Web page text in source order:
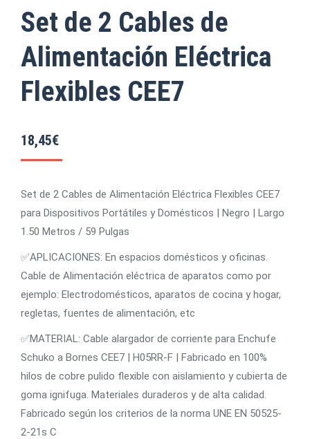
Set de 2 Cables de
Alimentación Eléctrica
Flexibles CEE7
18,45€
Set de 2 Cables de Alimentación Eléctrica Flexibles CEE7
para Dispositivos Portátiles y Domésticos | Negro | Largo
1.50 Metros / 59 Pulgas
✅APLICACIONES: En espacios domésticos y oficinas.
Cable de Alimentación eléctrica de aparatos como por
ejemplo: Electrodomésticos, aparatos de cocina y hogar,
regletas, fuentes de alimentación, etc
✅MATERIAL: Cable alargador de corriente para Enchufe
Schuko a Bornes CEE7 | H05RR-F | Fabricado en 100%
hilos de cobre pulido flexible con aislamiento y cubierta de
goma ignifuga. Materiales duraderos y de alta calidad.
Fabricado según los criterios de la norma UNE EN 50525-
2-21s C